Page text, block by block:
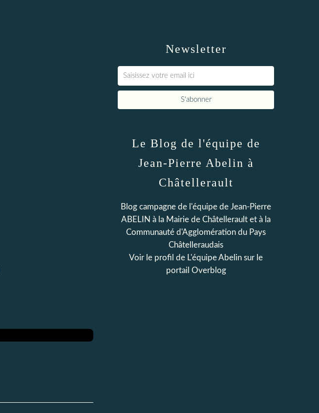
Newsletter
Le Blog de l'équipe de
Jean-Pierre Abelin à
Châtellerault
Blog campagne de l'équipe de Jean-Pierre
ABELIN à la Mairie de Châtellerault et à la
Communauté d'Agglomération du Pays
Châtelleraudais
Voir le profil de L'équipe Abelin sur le
portail Overblog